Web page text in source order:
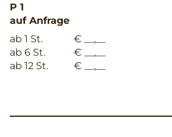
P 1
auf Anfrage
ab 1 St.
€ __,__
ab 6 St.
€ __,__
ab 12 St.
€ __,__